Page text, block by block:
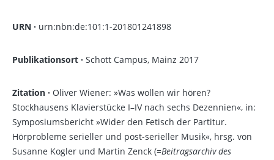
URN · urn:nbn:de:101:1-201801241898
Publikationsort · Schott Campus, Mainz 2017
Zitation · Oliver Wiener: »Was wollen wir hören?
Stockhausens Klavierstücke I–IV nach sechs Dezennien«, in:
Symposiumsbericht »Wider den Fetisch der Partitur.
Hörprobleme serieller und post-serieller Musik«, hrsg. von
Susanne Kogler und Martin Zenck (=Beitragsarchiv des